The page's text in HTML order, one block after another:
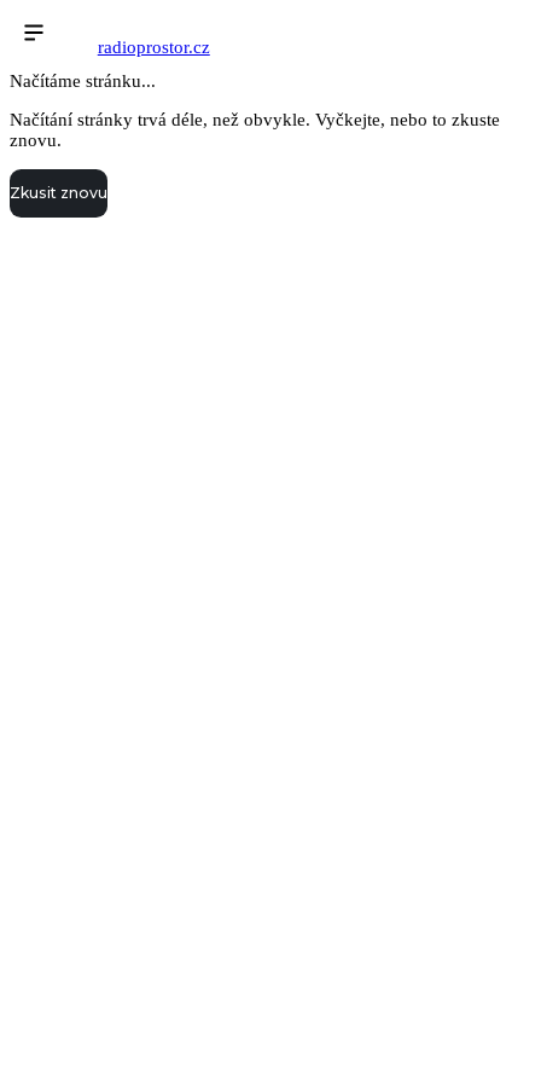
radioprostor.cz
Načítáme stránku...
Načítání stránky trvá déle, než obvykle. Vyčkejte, nebo to zkuste
znovu.
Zkusit znovu